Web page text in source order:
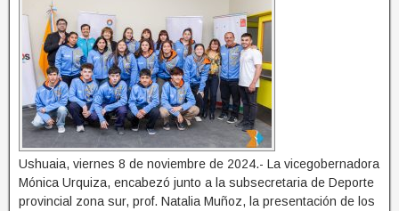
Ushuaia, viernes 8 de noviembre de 2024.- La vicegobernadora
Mónica Urquiza, encabezó junto a la subsecretaria de Deporte
provincial zona sur, prof. Natalia Muñoz, la presentación de los